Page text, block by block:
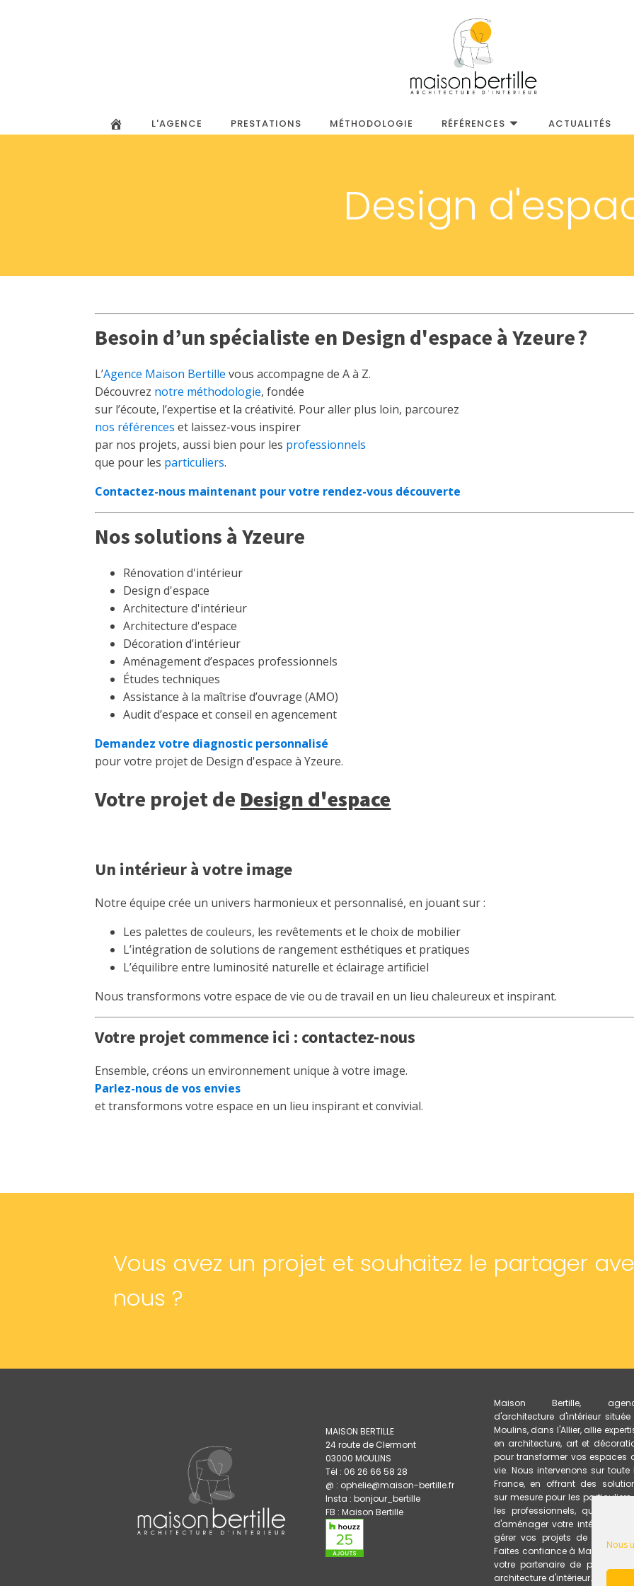
Nous
L'AGENCE PRESTATIONS MÉTHODOLOGIE RÉFÉRENCES ACTUALITÉS
Design
Besoin d’un spécialiste en Design d'espace à Yzeure ?
L’Agence Maison Bertille vous accompagne de A à Z.
Découvrez notre méthodologie, fondée
sur l’écoute, l’expertise et la créativité. Pour aller plus loin, parcourez
nos références et laissez-vous inspirer
par nos projets, aussi bien pour les professionnels
que pour les particuliers.
Contactez-nous maintenant pour votre rendez-vous découverte
Nos solutions à Yzeure
Rénovation d'intérieur
Design d'espace
Architecture d'intérieur
Architecture d'espace
Décoration d’intérieur
Aménagement d’espaces professionnels
Études techniques
Assistance à la maîtrise d’ouvrage (AMO)
Audit d’espace et conseil en agencement
Demandez votre diagnostic personnalisé
pour votre projet de Design d'espace à Yzeure.
Votre projet de Design d'espace
Un intérieur à votre image
Notre équipe crée un univers harmonieux et personnalisé, en jouant sur :
Les palettes de couleurs, les revêtements et le choix de mobilier
L’intégration de solutions de rangement esthétiques et pratiques
L’équilibre entre luminosité naturelle et éclairage artificiel
Nous transformons votre espace de vie ou de travail en un lieu chaleureux et inspirant.
Votre projet commence ici : contactez-nous
Ensemble, créons un environnement unique à votre image.
Parlez-nous de vos envies
et transformons votre espace en un lieu inspirant et convivial.
Vous avez un projet et souhaitez le partager
nous ?
MAISON BERTILLE
24 route de Clermont
03000 MOULINS
Tél : 06 26 66 58 28
@ : ophelie@maison-bertille.fr
Insta :bonjour_bertille
FB :Maison Bertille
Maison Bertille,
d'architecture d'intérieur
Moulins, dans l'Allier, allie
en architecture, art et
pour transformer vos espaces
vie. Nous intervenons sur toute
France, en offrant des
sur mesure pour les particuliers
les professionnels, qu'il
d'aménager votre intérieur ou
gérer vos projets de
Faites confiance à Maison
votre partenaire de proximité
architecture d'intérieur.